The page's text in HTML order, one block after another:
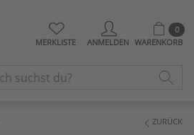
MERKLISTE ANMELDEN
0
WARENKORB
ZURÜCK